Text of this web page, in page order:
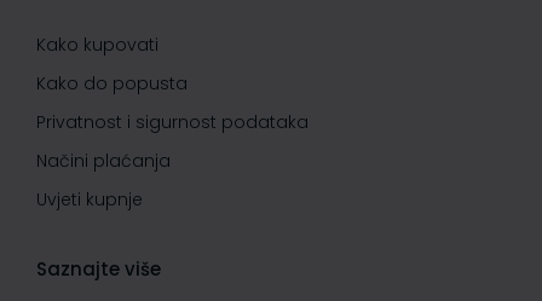
Kako kupovati
Kako do popusta
Privatnost i sigurnost podataka
Načini plaćanja
Uvjeti kupnje
Saznajte više